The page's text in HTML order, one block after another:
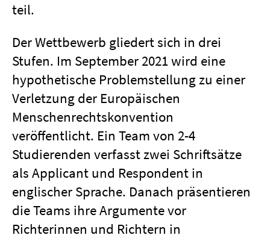
teil.
Der Wettbewerb gliedert sich in drei
Stufen. Im September 2021 wird eine
hypothetische Problemstellung zu einer
Verletzung der Europäischen
Menschenrechtskonvention
veröffentlicht. Ein Team von 2-4
Studierenden verfasst zwei Schriftsätze
als Applicant und Respondent in
englischer Sprache. Danach präsentieren
die Teams ihre Argumente vor
Richterinnen und Richtern in